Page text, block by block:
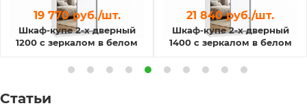
Шкаф-купе 2-х дверный
1200 с зеркалом в белом
19 770 руб./шт.
Шкаф-купе 2-х дверный
1400 с зеркалом в белом
21 840 руб./шт.
Статьи